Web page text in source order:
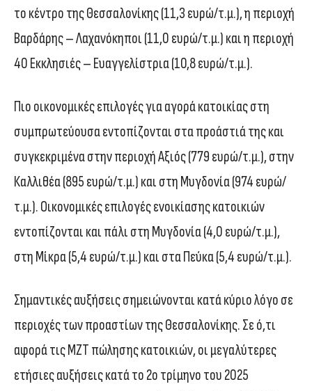
το κέντρο της Θεσσαλονίκης (11,3 ευρώ/τ.μ.), η περιοχή
Βαρδάρης – Λαχανόκηποι (11,0 ευρώ/τ.μ.) και η περιοχή
40 Εκκλησιές – Ευαγγελίστρια (10,8 ευρώ/τ.μ.).
Πιο οικονομικές επιλογές για αγορά κατοικίας στη
συμπρωτεύουσα εντοπίζονται στα προάστιά της και
συγκεκριμένα στην περιοχή Αξιός (779 ευρώ/τ.μ.), στην
Καλλιθέα (895 ευρώ/τ.μ.) και στη Μυγδονία (974 ευρώ/
τ.μ.). Οικονομικές επιλογές ενοικίασης κατοικιών
εντοπίζονται και πάλι στη Μυγδονία (4,0 ευρώ/τ.μ.),
στη Μίκρα (5,4 ευρώ/τ.μ.) και στα Πεύκα (5,4 ευρώ/τ.μ.).
Σημαντικές αυξήσεις σημειώνονται κατά κύριο λόγο σε
περιοχές των προαστίων της Θεσσαλονίκης. Σε ό,τι
αφορά τις ΜΖΤ πώλησης κατοικιών, οι μεγαλύτερες
ετήσιες αυξήσεις κατά το 2ο τρίμηνο του 2025